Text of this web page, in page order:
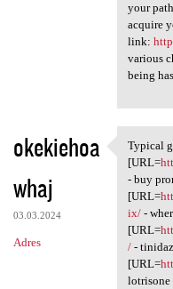
your
acquire
link:
various
being
okekiehoa
whaj
03.03.2024
Adres
Typical
Typical
[URL=
- buy
[URL=
ix/-
[URL=
/-
[URL=